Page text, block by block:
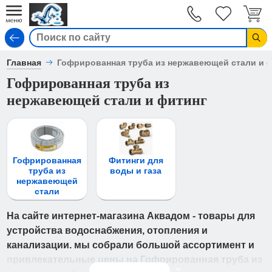
Главная Гофрированная труба из нержавеющей стали и
Гофрированная труба из
нержавеющей стали и фитинг
Гофрированная
труба из
нержавеющей
стали
Фитинги для
воды и газа
На сайте интернет-магазина Аквадом - товары для
устройства водоснабжения, отопления и
канализации. мы собрали большой ассортимент и